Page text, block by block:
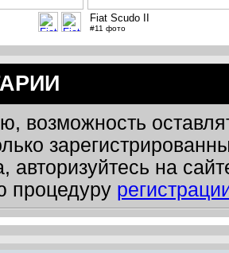
Fiat Scudo II
#11 фото
возможность
авторизуйтесь на
процедуру